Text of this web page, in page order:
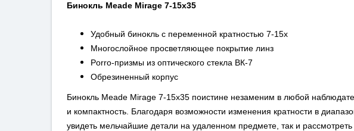
Бинокль Meade Mirage 7-15x35
Удобный бинокль с переменной кратностью 7-15х
Многослойное просветляющее покрытие линз
Porro-призмы из оптического стекла ВК-7
Обрезиненный корпус
Бинокль Meade Mirage 7-15x35 поистине незаменим в любой
и компактность. Благодаря возможности изменения кратности в
увидеть мельчайшие детали на удаленном предмете, так и